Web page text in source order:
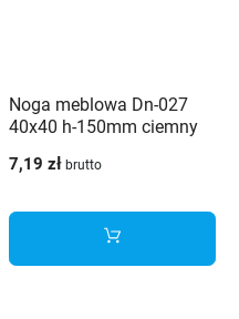
Noga meblowa Dn-027
40x40 h-150mm ciemny
7,19 zł brutto